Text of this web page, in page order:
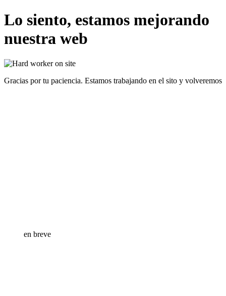
Lo siento, estamos mejorando
nuestra web
Gracias por tu paciencia. Estamos trabajando en el sito y volveremos
en breve